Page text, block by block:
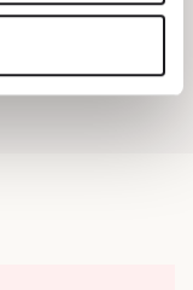
och annan
medier och
med.
med annan